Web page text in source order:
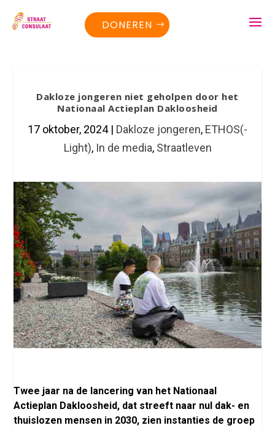
DONEREN
Dakloze jongeren niet geholpen door het
Nationaal Actieplan Dakloosheid
17 oktober, 2024| Dakloze jongeren, ETHOS(-
Light), In de media, Straatleven
Twee jaar na de lancering van het Nationaal
Actieplan Dakloosheid, dat streeft naar nul dak- en
thuislozen mensen in 2030, zien instanties de groep